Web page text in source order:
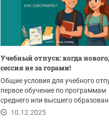
Учебный отпуск: когда
сессия не за горами!
Общие условия для учебного
первое обучение по программам
среднего или высшего
успешное...
10.12.2025